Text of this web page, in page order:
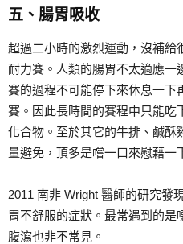
五、腸胃吸收
超過二小時的激烈運動，沒補給
耐力賽。人類的腸胃不太適應一
賽的過程不可能停下來休息一下
賽。因此長時間的賽程中只能吃
化合物。至於其它的牛排、鹹酥
量避免，頂多是嚐一口來慰藉一
2011 南非 Wright 醫師的研究發
胃不舒服的症狀。最常遇到的
腹瀉也非不常見。